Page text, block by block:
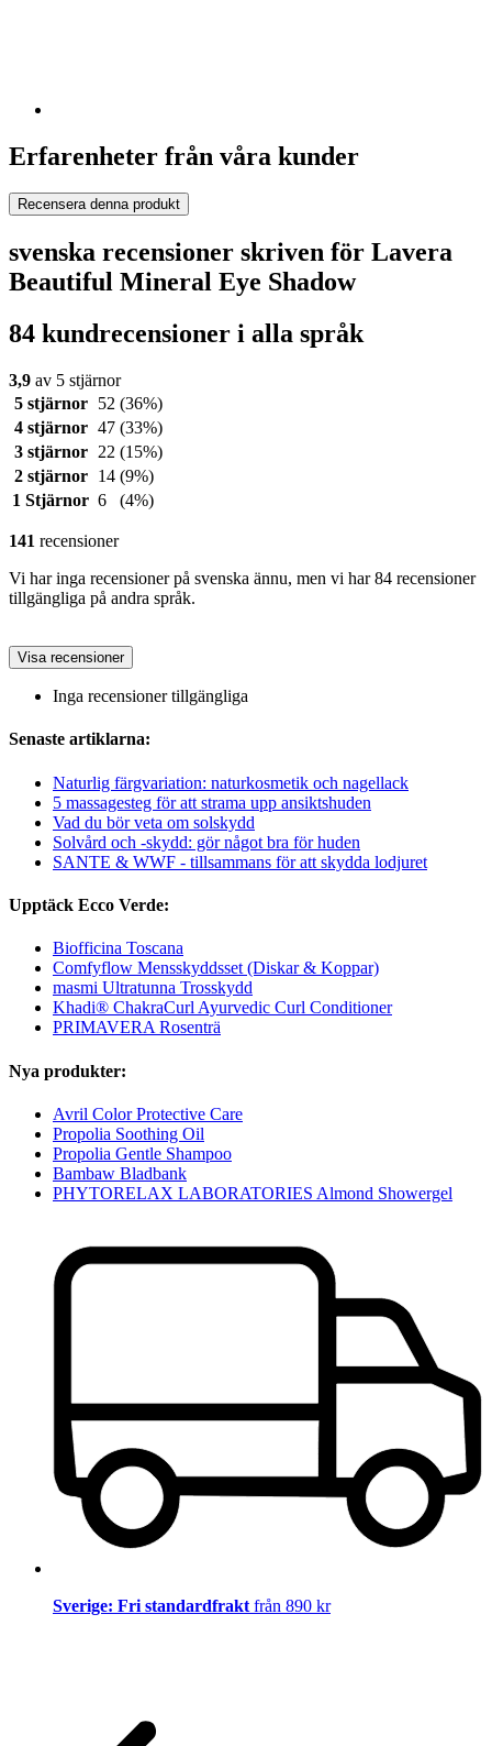
Erfarenheter från våra kunder
Recensera denna produkt
svenska recensioner skriven för Lavera
Beautiful Mineral Eye Shadow
84 kundrecensioner i alla språk
3,9 av 5 stjärnor
5 stjärnor
52 (36%)
4 stjärnor 47 (33%)
3 stjärnor
22 (15%)
2 stjärnor
14 (9%)
1 Stjärnor 6 (4%)
141 recensioner
Vi har inga recensioner på svenska ännu, men vi har 84 recensioner
tillgängliga på andra språk.
Visa recensioner
Inga recensioner tillgängliga
Senaste artiklarna:
Naturlig färgvariation: naturkosmetik och nagellack
5 massagesteg för att strama upp ansiktshuden
Vad du bör veta om solskydd
Solvård och -skydd: gör något bra för huden
SANTE & WWF - tillsammans för att skydda lodjuret
Upptäck Ecco Verde:
Biofficina Toscana
Comfyflow Mensskyddsset (Diskar & Koppar)
masmi Ultratunna Trosskydd
Khadi® ChakraCurl Ayurvedic Curl Conditioner
PRIMAVERA Rosenträ
Nya produkter:
Avril Color Protective Care
Propolia Soothing Oil
Propolia Gentle Shampoo
Bambaw Bladbank
PHYTORELAX LABORATORIES Almond Showergel
Sverige: Fri standardfrakt från 890 kr